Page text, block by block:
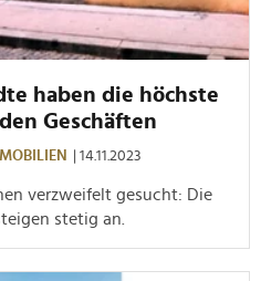
haben die höchste
Geschäften
| 14.11.2023
verzweifelt gesucht: Die
stetig an.